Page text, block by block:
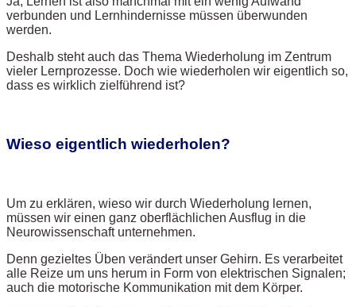
verbunden und Lernhindernisse müssen überwunden
werden.
Deshalb steht auch das Thema Wiederholung im Zentrum
vieler Lernprozesse. Doch wie wiederholen wir eigentlich so,
dass es wirklich zielführend ist?
Wieso eigentlich wiederholen?
Um zu erklären, wieso wir durch Wiederholung lernen,
müssen wir einen ganz oberflächlichen Ausflug in die
Neurowissenschaft unternehmen.
Denn gezieltes Üben verändert unser Gehirn. Es verarbeitet
alle Reize um uns herum in Form von elektrischen Signalen;
auch die motorische Kommunikation mit dem Körper.